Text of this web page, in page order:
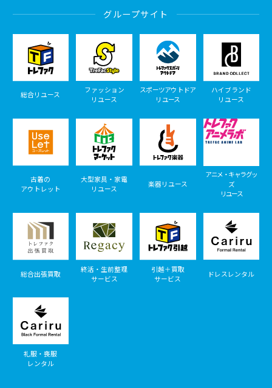
グループサイト
総合リユース
ファッション
リユース
スポーツアウトドア
リユース
ハイブランド
リユース
古着の
アウトレット
大型家具・家電
リユース
楽器リユース
アニメ・キャラグッ
ズ
リユース
総合出張買取
終活・生前整理
サービス
引越＋買取
サービス
ドレスレンタル
礼服・喪服
レンタル